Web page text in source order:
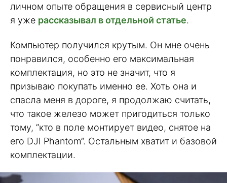
личном опыте обращения в сервисный центр
я уже рассказывал в отдельной статье.
Компьютер получился крутым. Он мне очень
понравился, особенно его максимальная
комплектация, но это не значит, что я
призываю покупать именно ее. Хоть она и
спасла меня в дороге, я продолжаю считать,
что такое железо может пригодиться только
тому, ”кто в поле монтирует видео, снятое на
его DJI Phantom”. Остальным хватит и базовой
комплектации.